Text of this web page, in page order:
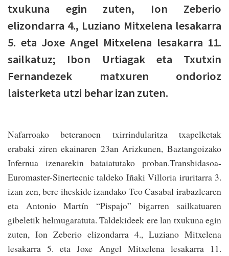
txukuna egin zuten, Ion Zeberio
elizondarra 4., Luziano Mitxelena lesakarra
5. eta Joxe Angel Mitxelena lesakarra 11.
sailkatuz; Ibon Urtiagak eta Txutxin
Fernandezek matxuren ondorioz
laisterketa utzi behar izan zuten.
Nafarroako beteranoen txirrindularitza txapelketak
erabaki ziren ekainaren 23an Arizkunen, Baztangoizako
Infernua izenarekin bataiatutako proban.Transbidasoa-
Euromaster-Sinertecnic taldeko Iñaki Villoria iruritarra 3.
izan zen, bere iheskide izandako Teo Casabal irabazlearen
eta Antonio Martín “Pispajo” bigarren sailkatuaren
gibeletik helmugaratuta. Taldekideek ere lan txukuna egin
zuten, Ion Zeberio elizondarra 4., Luziano Mitxelena
lesakarra 5. eta Joxe Angel Mitxelena lesakarra 11.